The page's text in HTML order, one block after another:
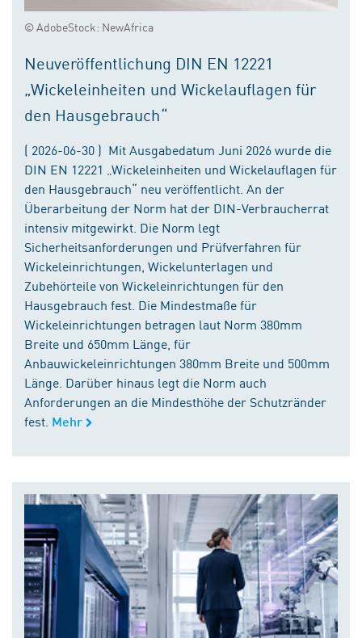
© AdobeStock: NewAfrica
Neuveröffentlichung DIN EN 12221
„Wickeleinheiten und Wickelauflagen für
den Hausgebrauch“
( 2026-06-30 ) Mit Ausgabedatum Juni 2026 wurde die
DIN EN 12221 „Wickeleinheiten und Wickelauflagen für
den Hausgebrauch“ neu veröffentlicht. An der
Überarbeitung der Norm hat der DIN-Verbraucherrat
intensiv mitgewirkt. Die Norm legt
Sicherheitsanforderungen und Prüfverfahren für
Wickeleinrichtungen, Wickelunterlagen und
Zubehörteile von Wickeleinrichtungen für den
Hausgebrauch fest. Die Mindestmaße für
Wickeleinrichtungen betragen laut Norm 380mm
Breite und 650mm Länge, für
Anbauwickeleinrichtungen 380mm Breite und 500mm
Länge. Darüber hinaus legt die Norm auch
Anforderungen an die Mindesthöhe der Schutzränder
fest. Mehr